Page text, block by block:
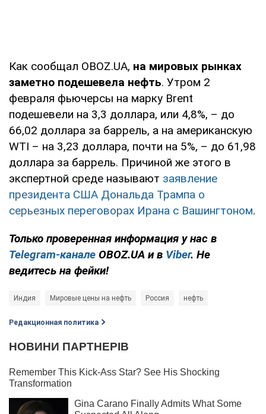
Как сообщал OBOZ.UA, на мировых рынках
заметно подешевела нефть. Утром 2
февраля фьючерсы на марку Brent
подешевели на 3,3 доллара, или 4,8%, – до
66,02 доллара за баррель, а на американскую
WTI – на 3,23 доллара, почти на 5%, – до 61,98
доллара за баррель. Причиной же этого в
экспертной среде называют заявление
президента США Дональда Трампа о
серьезных переговорах Ирана с Вашингтоном.
Только проверенная информация у нас в
Telegram-канале OBOZ.UA и в Viber. Не
ведитесь на фейки!
Индия Мировые цены на нефть Россия нефть
Редакционная политика